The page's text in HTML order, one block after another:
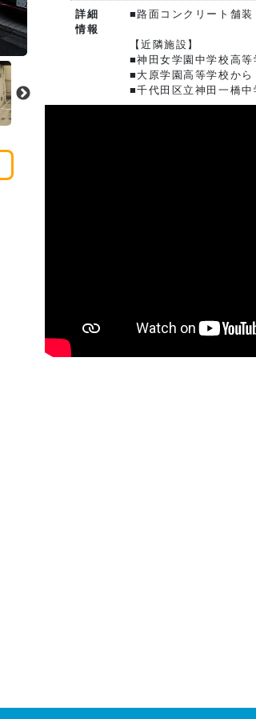
詳細
情報
■路面コンクリート舗装
【近隣施設】
■神田女学園中学校高
■大原学園高等学校か
■千代田区立神田一橋